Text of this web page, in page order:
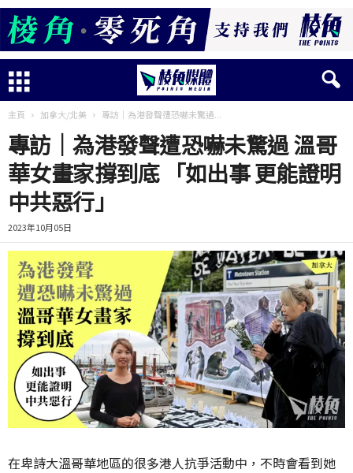
主頁 加拿大/北美 專訪│為港發聲遭恐嚇未驚過...
專訪│為港發聲遭恐嚇未驚過 溫哥
華女畫家撐到底 「如出事 更能證明
中共惡行」
2023年10月05日
在卑詩大溫哥華地區的很多港人抗爭活動中，不時會看到她